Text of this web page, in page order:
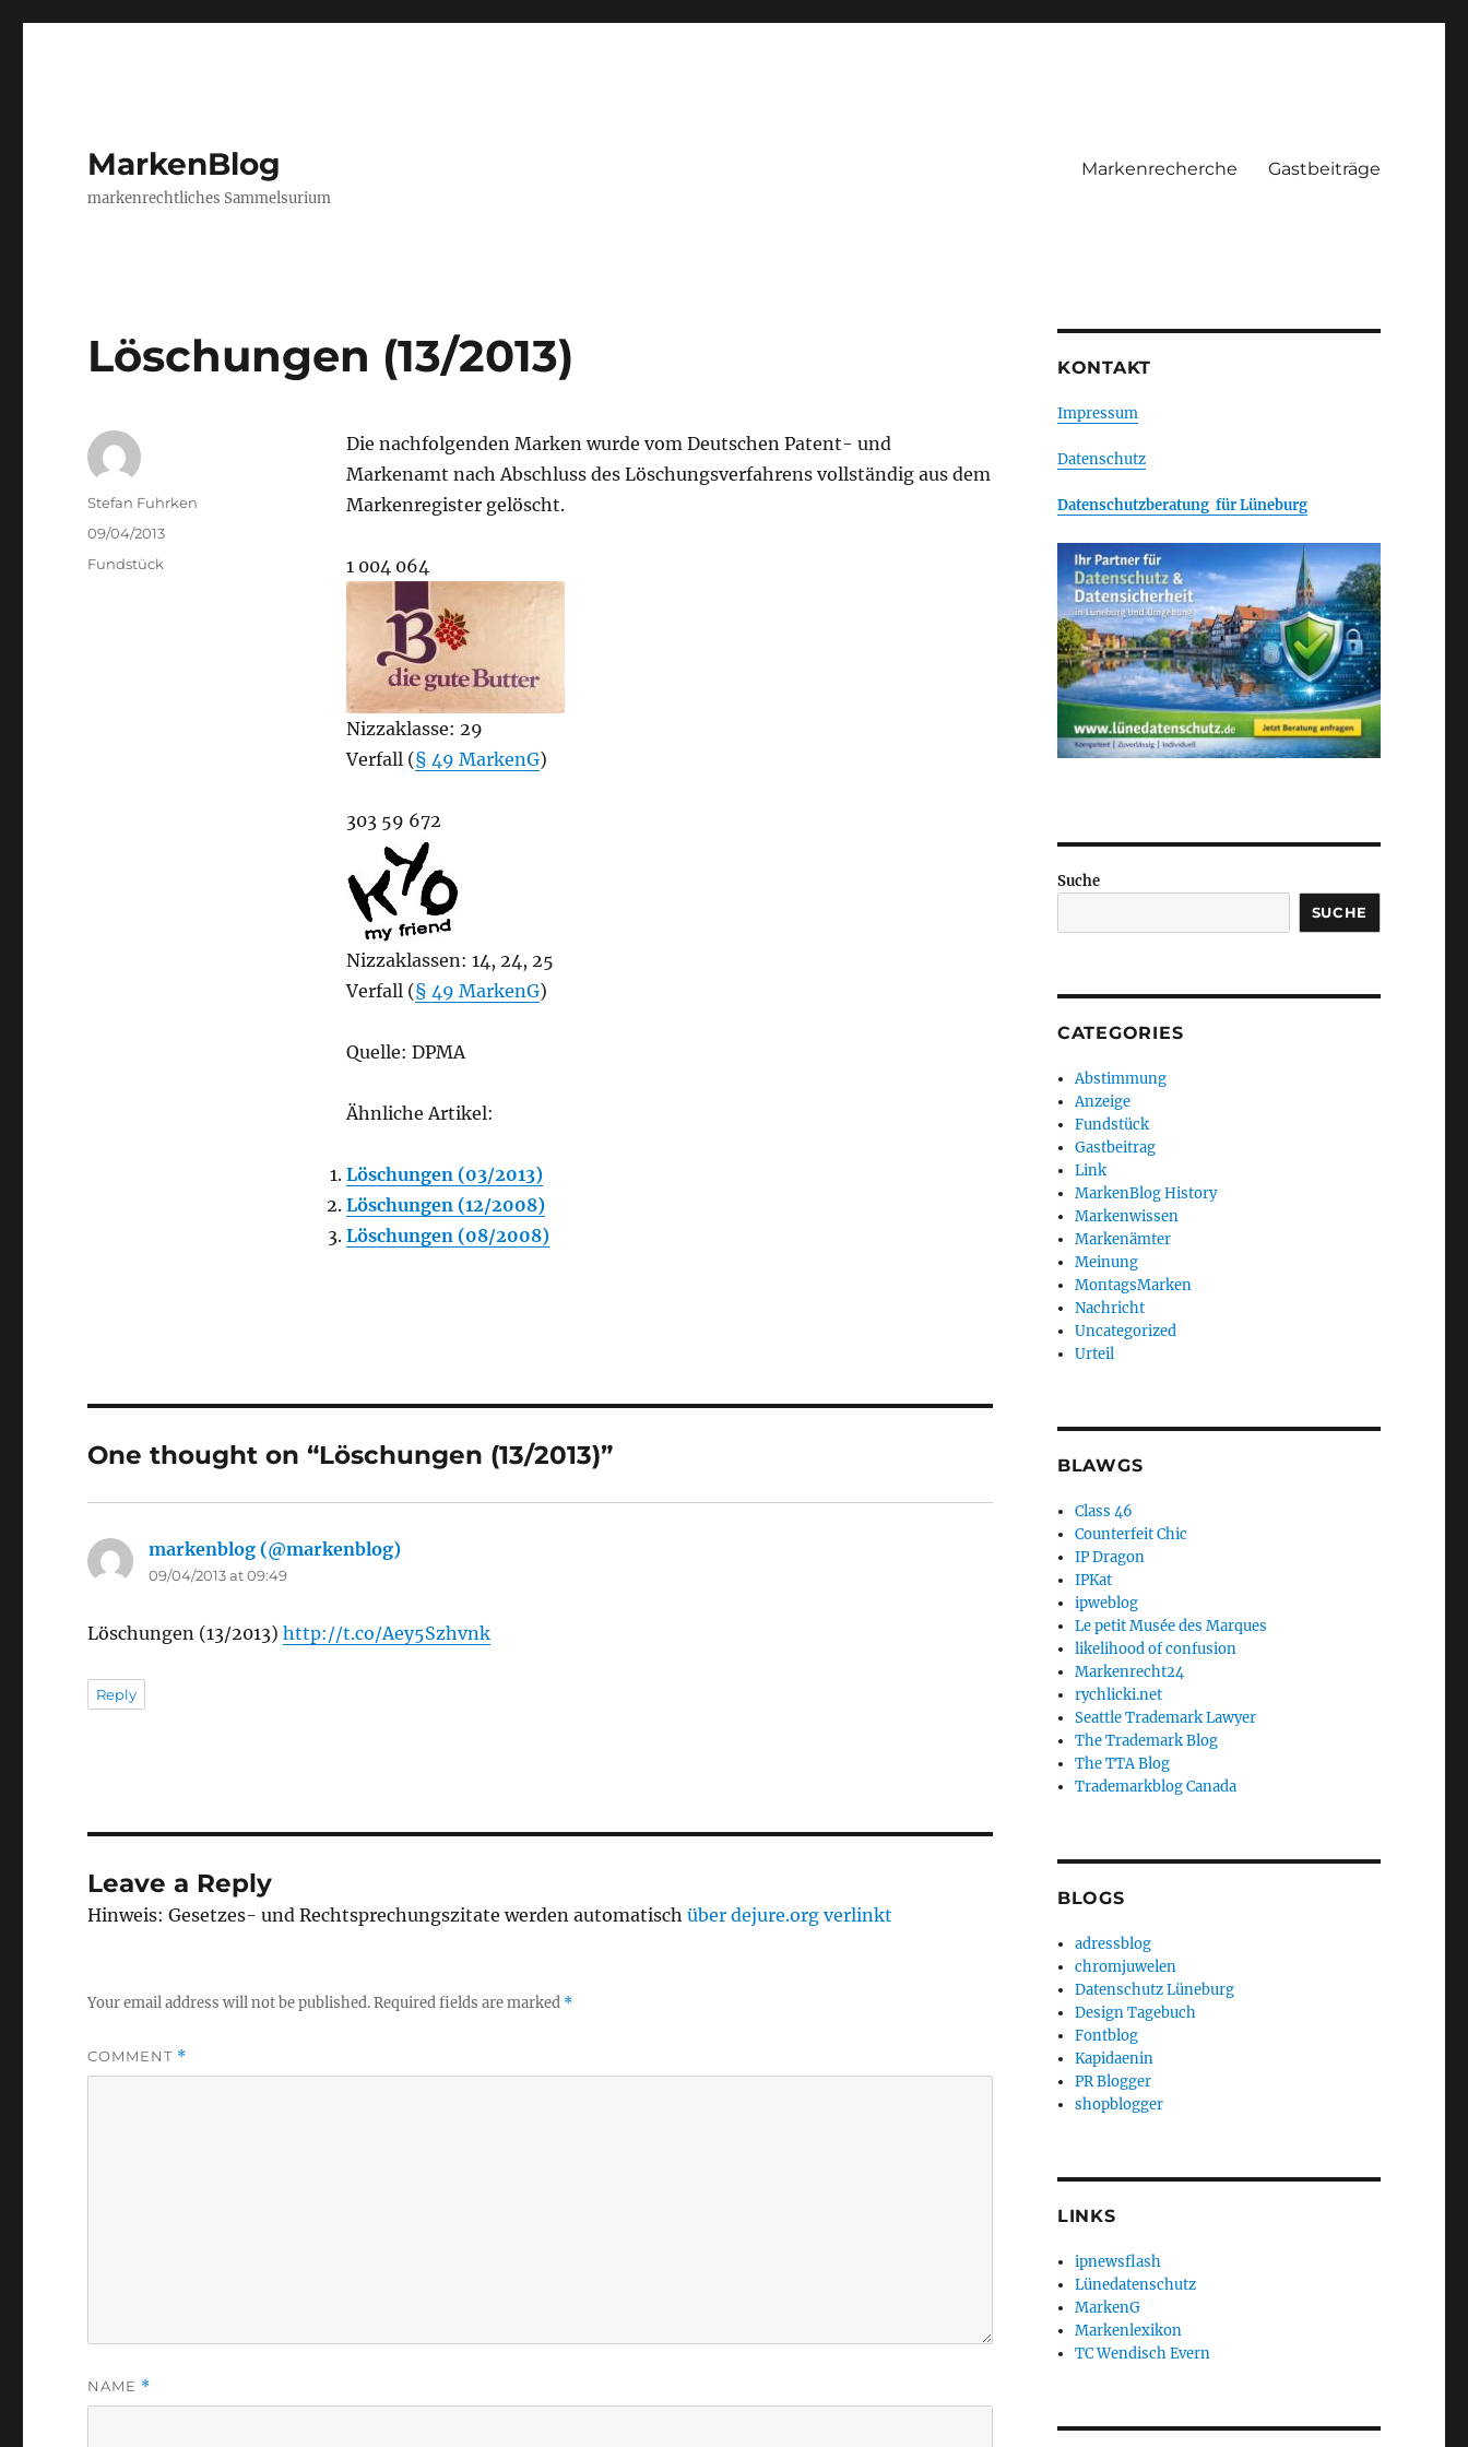
MarkenBlog
markenrechtliches Sammelsurium
Markenrecherche Gastbeiträge
Löschungen (13/2013)
Die nachfolgenden Marken wurde vom Deutschen Patent- und
Markenamt nach Abschluss des Löschungsverfahrens vollständig aus dem
Markenregister gelöscht.
1 004 064
Nizzaklasse: 29
Verfall (§ 49 MarkenG)
303 59 672
Nizzaklassen: 14, 24, 25
Verfall (§ 49 MarkenG)
Quelle: DPMA
Ähnliche Artikel:
Löschungen (03/2013)
Löschungen (12/2008)
Löschungen (08/2008)
Author
Stefan Fuhrken
Posted
09/04/2013
Categories
Fundstück
One thought on “Löschungen (13/2013)”
markenblog (@markenblog)
09/04/2013 at 09:49
Löschungen (13/2013)http://t.co/Aey5Szhvnk
Reply
Leave a Reply
Hinweis: Gesetzes- und Rechtsprechungszitate werden automatischüber dejure.org verlinkt
Your email address will not be published.Required fields are marked *
COMMENT *
NAME *
KONTAKT
Impressum
Datenschutz
Datenschutzberatung für Lüneburg
Suche
SUCHE
CATEGORIES
Abstimmung
Anzeige
Fundstück
Gastbeitrag
Link
MarkenBlog History
Markenwissen
Markenämter
Meinung
MontagsMarken
Nachricht
Uncategorized
Urteil
BLAWGS
Class 46
Counterfeit Chic
IP Dragon
IPKat
ipweblog
Le petit Musée des Marques
likelihood of confusion
Markenrecht24
rychlicki.net
Seattle Trademark Lawyer
The Trademark Blog
The TTA Blog
Trademarkblog Canada
BLOGS
adressblog
chromjuwelen
Datenschutz Lüneburg
Design Tagebuch
Fontblog
Kapidaenin
PR Blogger
shopblogger
LINKS
ipnewsflash
Lünedatenschutz
MarkenG
Markenlexikon
TC Wendisch Evern